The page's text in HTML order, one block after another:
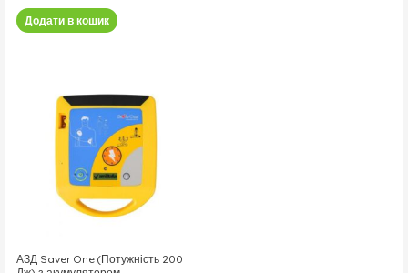
0
з
5 Додати в кошик
АЗД Saver One (Потужність 200